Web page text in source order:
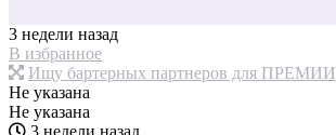
3 недели назад
В избранное
Ищу бартерных партнеров для ПРЕМИИ
Не указана
Не указана
3 недели назад